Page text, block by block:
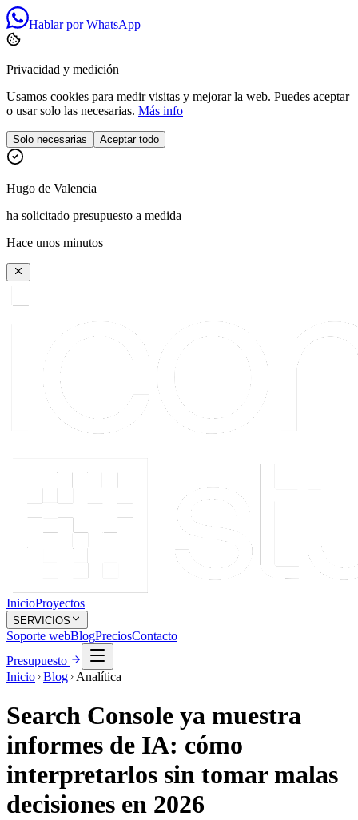
Hablar por WhatsApp
Privacidad y medición
Usamos cookies para medir visitas y mejorar la web. Puedes aceptar
o usar solo las necesarias. Más info
Solo necesarias Aceptar todo
Hugo de Valencia
ha solicitado presupuesto a medida
Hace unos minutos
InicioProyectos
SERVICIOS
Soporte webBlogPreciosContacto
Presupuesto
Inicio Blog Analítica
Search Console ya muestra
informes de IA: cómo
interpretarlos sin tomar malas
decisiones en 2026